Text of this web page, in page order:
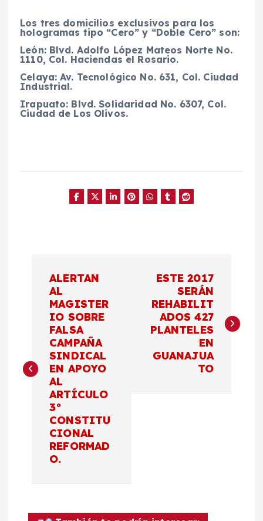
Los tres domicilios exclusivos para los
hologramas tipo “Cero” y “Doble Cero” son:
León: Blvd. Adolfo López Mateos Norte No.
1110, Col. Haciendas el Rosario.
Celaya: Av. Tecnológico No. 631, Col. Ciudad
Industrial.
Irapuato: Blvd. Solidaridad No. 6307, Col.
Ciudad de Los Olivos.
e
g
ALERTAN
AL
MAGISTER
IO SOBRE
FALSA
CAMPAÑA
SINDICAL
EN APOYO
AL
ARTÍCULO
3°
CONSTITU
CIONAL
REFORMAD
O.
ESTE 2017
SERÁN
REHABILIT
ADOS 427
PLANTELES
EN
GUANAJUA
TO